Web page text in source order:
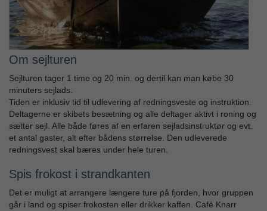
Om sejlturen
Sejlturen tager 1 time og 20 min. og dertil kan man købe 30
minuters sejlads.
Tiden er inklusiv tid til udlevering af redningsveste og instruktion.
Deltagerne er skibets besætning og alle deltager aktivt i roning og
sætter sejl. Alle både føres af en erfaren sejladsinstruktør og evt.
et antal gaster, alt efter bådens størrelse. Den udleverede
redningsvest skal bæres under hele turen.
Spis frokost i strandkanten
Det er muligt at arrangere længere ture på fjorden, hvor gruppen
går i land og spiser frokosten eller drikker kaffen. Café Knarr